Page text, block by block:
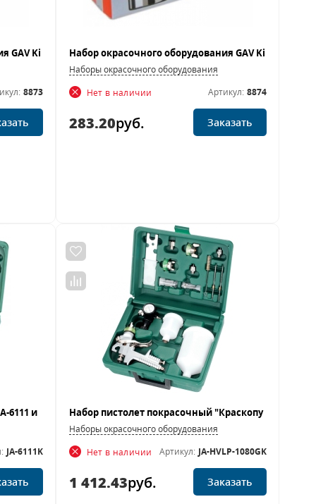
8873
Наборы окрасочного оборудования
Нет в наличии
Артикул: 8874
283.20руб. Заказать
JA-6111K
Наборы окрасочного оборудования
Нет в наличии
Артикул: JA-HVLP-1080GK
1 412.43руб. Заказать